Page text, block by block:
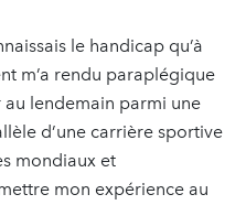
le handicap qu’à
m’a rendu paraplégique
lendemain parmi une
d’une carrière sportive
mondiaux et
mon expérience au